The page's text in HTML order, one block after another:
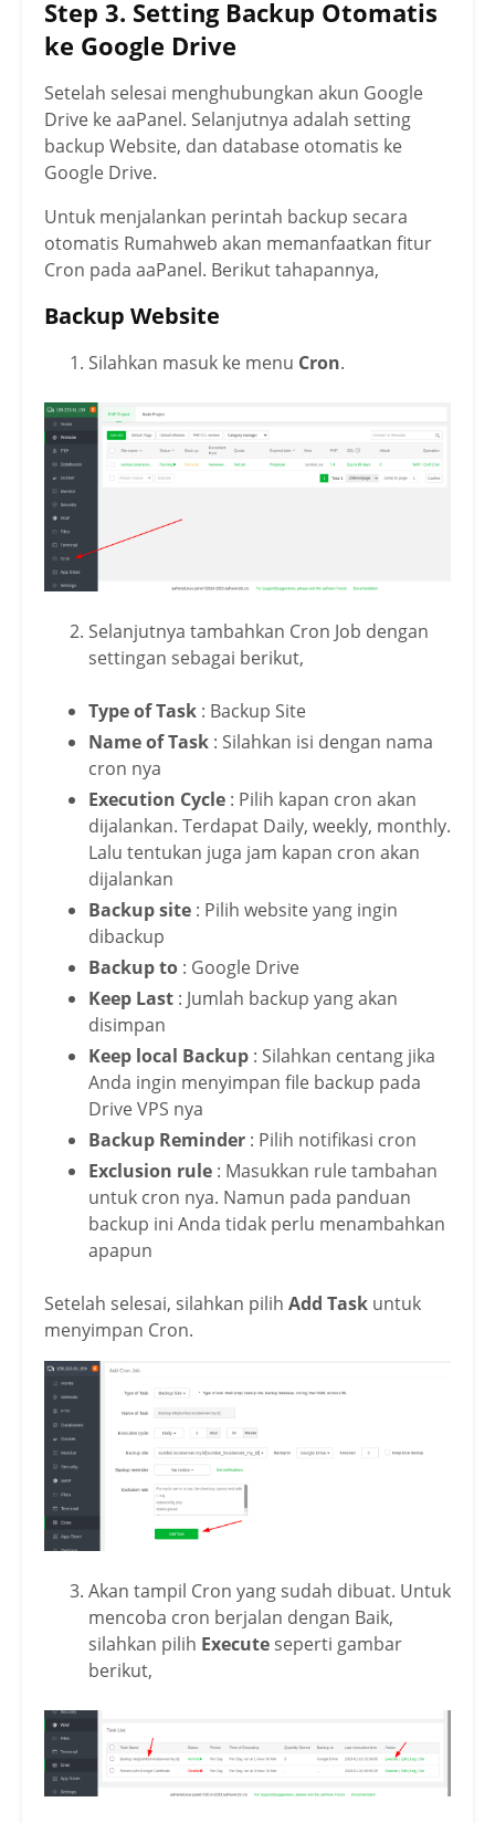
Step 3. Setting Backup Otomatis
ke Google Drive
Setelah selesai menghubungkan akun Google
Drive ke aaPanel. Selanjutnya adalah setting
backup Website, dan database otomatis ke
Google Drive.
Untuk menjalankan perintah backup secara
otomatis Rumahweb akan memanfaatkan fitur
Cron pada aaPanel. Berikut tahapannya,
Backup Website
Silahkan masuk ke menu Cron.
Selanjutnya tambahkan Cron Job dengan
settingan sebagai berikut,
Type of Task : Backup Site
Name of Task : Silahkan isi dengan nama
cron nya
Execution Cycle : Pilih kapan cron akan
dijalankan. Terdapat Daily, weekly, monthly.
Lalu tentukan juga jam kapan cron akan
dijalankan
Backup site : Pilih website yang ingin
dibackup
Backup to : Google Drive
Keep Last : Jumlah backup yang akan
disimpan
Keep local Backup : Silahkan centang jika
Anda ingin menyimpan file backup pada
Drive VPS nya
Backup Reminder : Pilih notifikasi cron
Exclusion rule : Masukkan rule tambahan
untuk cron nya. Namun pada panduan
backup ini Anda tidak perlu menambahkan
apapun
Setelah selesai, silahkan pilih Add Task untuk
menyimpan Cron.
Akan tampil Cron yang sudah dibuat. Untuk
mencoba cron berjalan dengan Baik,
silahkan pilih Execute seperti gambar
berikut,